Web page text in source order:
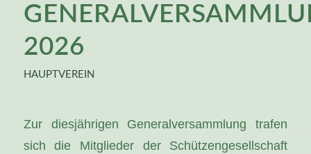
2026
HAUPTVEREIN
Zur diesjährigen Generalversammlung trafen
sich die Mitglieder der Schützengesellschaft